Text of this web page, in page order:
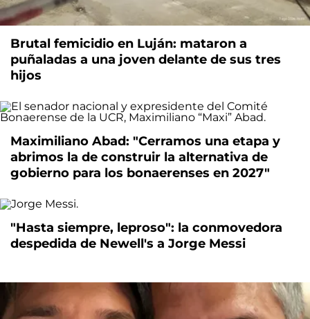
Brutal femicidio en Luján: mataron a
puñaladas a una joven delante de sus tres
hijos
Maximiliano Abad: "Cerramos una etapa y
abrimos la de construir la alternativa de
gobierno para los bonaerenses en 2027"
"Hasta siempre, leproso": la conmovedora
despedida de Newell's a Jorge Messi